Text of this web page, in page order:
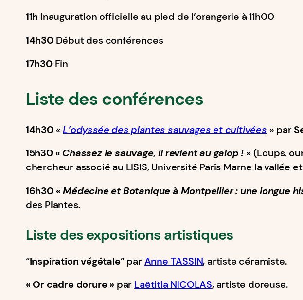
11h Inauguration officielle au pied de l’orangerie à 11h00
14h30Début des conférences
17h30Fin
Liste des conférences
14h30 «L’odyssée des plantes sauvages et cultivées » par
15h30​ « Chassez le sauvage, il revient au galop ! » (Loups,
chercheur associé au LISIS, Université Paris Marne la vallée
16h30 «Médecine et Botanique à Montpellier : une longue
des Plantes.
Liste des expositions artistiques
“Inspiration végétale” par Anne TASSIN, artiste céramiste.
« Or cadre dorure » par Laëtitia NICOLAS, artiste doreuse.